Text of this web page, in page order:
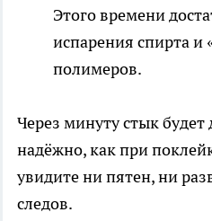
Этого времени
испарения спирта и
полимеров.
Через минуту стык будет
надёжно, как при
увидите ни пятен, ни
следов.